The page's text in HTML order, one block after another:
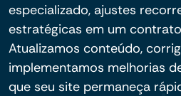
especializado, ajustes
estratégicas em um
Atualizamos conteúdo,
implementamos melhorias
que seu site permaneça